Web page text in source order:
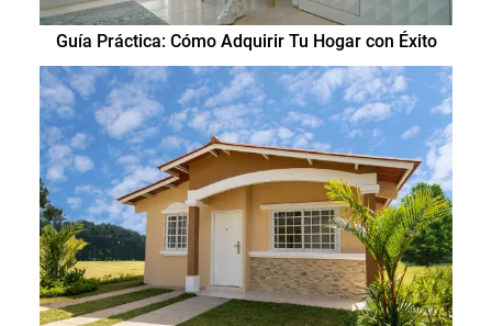
Guía Práctica: Cómo Adquirir Tu Hogar con Éxito